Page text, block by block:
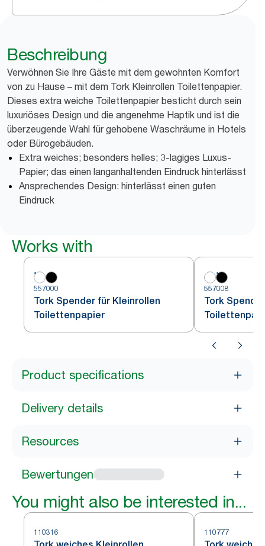
Beschreibung
Verwöhnen Sie Ihre Gäste mit dem gewohnten Komfort
von zu Hause – mit dem Tork Kleinrollen Toilettenpapier.
Dieses extra weiche Toilettenpapier besticht durch sein
luxuriöses Design und die angenehme Haptik und ist die
überzeugende Wahl für gehobene Waschräume in Hotels
oder Bürogebäuden.
Extra weiches; besonders helles; 3-lagiges Luxus-
Papier; das einen langanhaltenden Eindruck hinterlässt
Ansprechendes Design: hinterlässt einen guten
Eindruck
Works with
557000
Tork Spender für Kleinrollen
Toilettenpapier
557008
Tork
Product specifications
Delivery details
Resources
Bewertungen
You might also be interested in...
110316 110777